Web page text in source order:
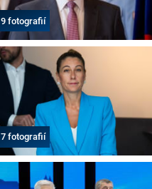
9 fotografií
7 fotografií